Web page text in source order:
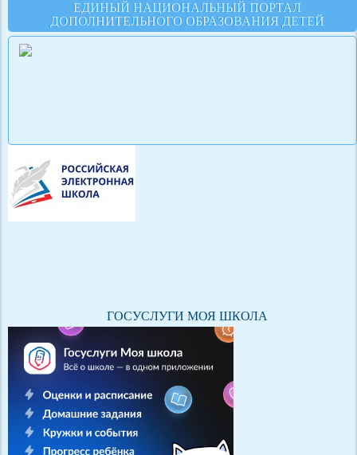
ЕДИНЫЙ НАЦИОНАЛЬНЫЙ ПОРТАЛ
ДОПОЛНИТЕЛЬНОГО ОБРАЗОВАНИЯ ДЕТЕЙ
ГОСУСЛУГИ МОЯ ШКОЛА